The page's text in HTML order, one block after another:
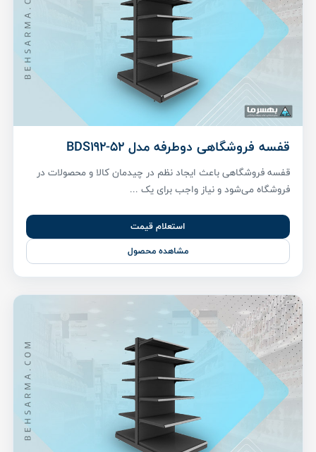
قفسه فروشگاهی دوطرفه مدل BDS192-52
قفسه فروشگاهی باعث ایجاد نظم در چیدمان کالا و محصولات در
فروشگاه می‌شود و نیاز واجب برای یک ...
استعلام قیمت
مشاهده محصول